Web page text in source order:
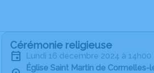
Cérémonie religieuse
lundi 16 décembre 2024 à 14h00
Église Saint Martin de Cormelles-